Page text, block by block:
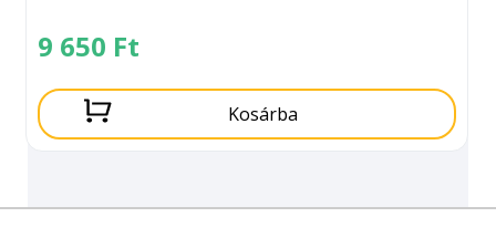
9 650 Ft
Kosárba